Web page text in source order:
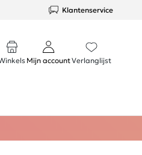
Klantenservice
Mijn accountVerlanglijst